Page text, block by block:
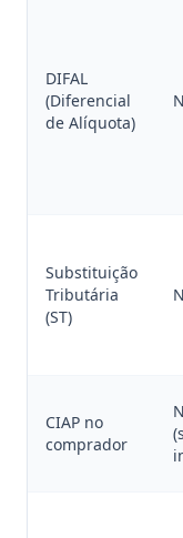
DIFAL
(Diferencial
de Alíquota)
Substituição
Tributária
(ST)
CIAP no
comprador